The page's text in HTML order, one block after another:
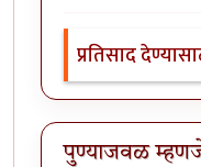
प्रतिसाद
पुण्याजवळ